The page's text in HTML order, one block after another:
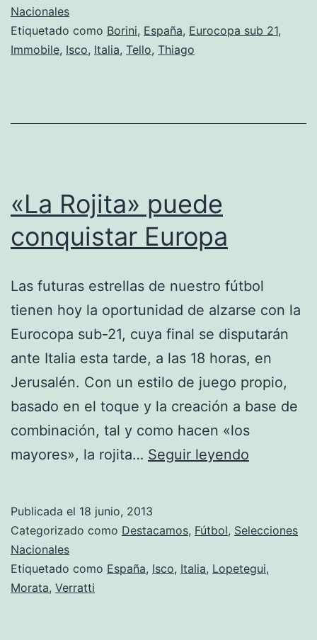
Nacionales
Etiquetado como Borini, España, Eurocopa sub 21,
Immobile, Isco, Italia, Tello, Thiago
«La Rojita» puede
conquistar Europa
Las futuras estrellas de nuestro fútbol
tienen hoy la oportunidad de alzarse con la
Eurocopa sub-21, cuya final se disputarán
ante Italia esta tarde, a las 18 horas, en
Jerusalén. Con un estilo de juego propio,
basado en el toque y la creación a base de
combinación, tal y como hacen «los
mayores», la rojita… Seguir leyendo
Publicada el 18 junio, 2013
Categorizado como Destacamos, Fútbol, Selecciones
Nacionales
Etiquetado como España, Isco, Italia, Lopetegui,
Morata, Verratti